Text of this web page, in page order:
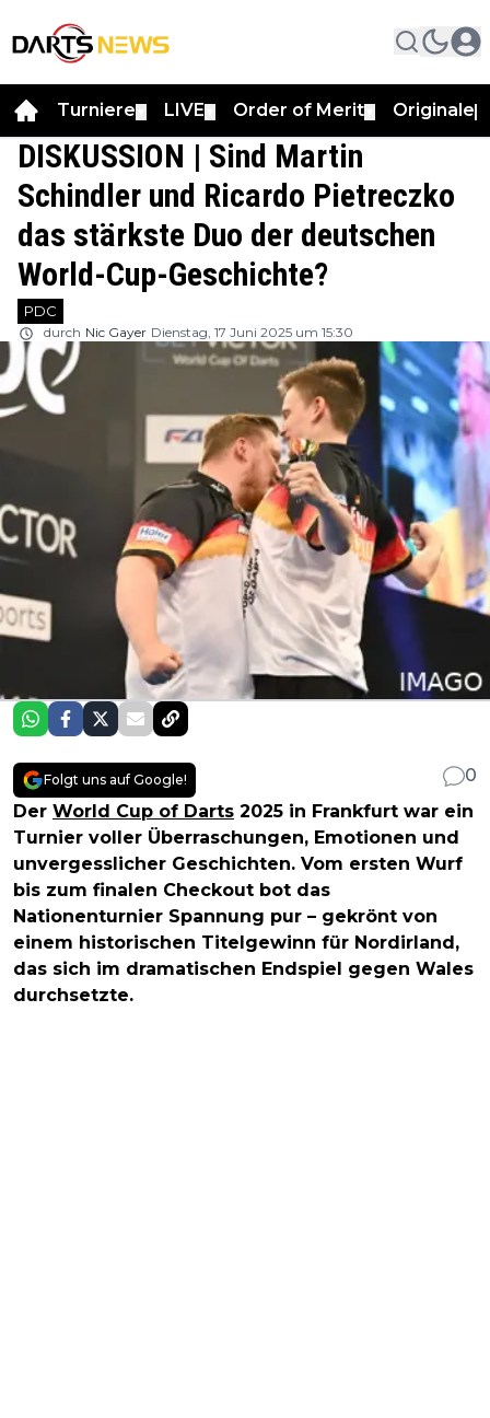
Turniere LIVE Order of Merit Originale
DISKUSSION | Sind Martin
Schindler und Ricardo Pietreczko
das stärkste Duo der deutschen
World-Cup-Geschichte?
PDC
durch Nic Gayer Dienstag, 17 Juni 2025 um 15:30
Folgt uns auf Google!
0
Der World Cup of Darts 2025 in Frankfurt war ein
Turnier voller Überraschungen, Emotionen und
unvergesslicher Geschichten. Vom ersten Wurf
bis zum finalen Checkout bot das
Nationenturnier Spannung pur – gekrönt von
einem historischen Titelgewinn für Nordirland,
das sich im dramatischen Endspiel gegen Wales
durchsetzte.